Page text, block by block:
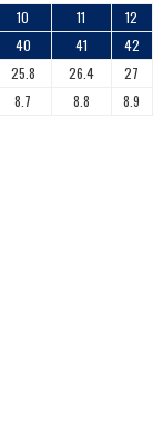
10 11
12
40 41
42
25.8 26.4
27
8.7 8.8 8.9